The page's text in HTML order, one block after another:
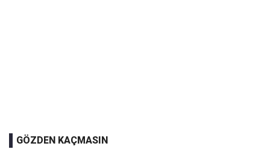
GÖZDEN KAÇMASIN